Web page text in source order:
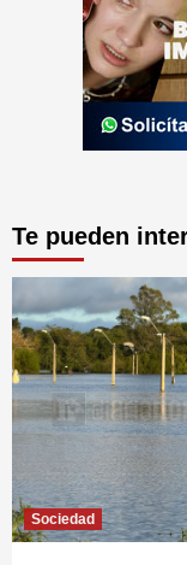
Te pueden
Sociedad